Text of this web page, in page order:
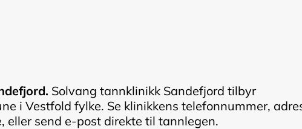
Solvang tannklinikk Sandefjord tilbyr
i Vestfold fylke. Se klinikkens telefonnummer,
eller send e-post direkte til tannlegen.